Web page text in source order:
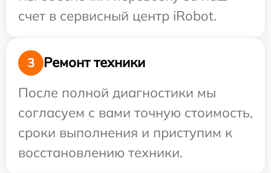
счет в сервисный центр iRobot.
3
Ремонт техники
После полной диагностики мы
согласуем с вами точную стоимость,
сроки выполнения и приступим к
восстановлению техники.